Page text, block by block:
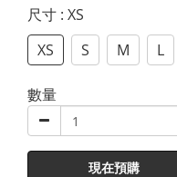
尺寸 : XS
XS
S M L
數量
現在預購